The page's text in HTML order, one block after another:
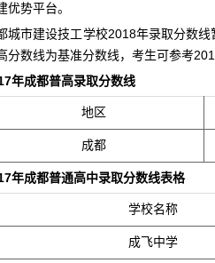
优势平台。
城市建设技工学校2018年录取分数
分数线为基准分数线，考生可参考
年成都普高录取分数线
地区
成都
年成都普通高中录取分数线表格
学校名称
成飞中学